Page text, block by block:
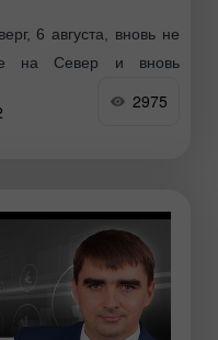
6 августа, вновь не
на Север и вновь
закрепление ниже
линии. Однако это
2975